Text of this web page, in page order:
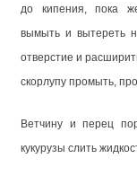
до кипения, пока
вымыть и вытереть
отверстие и
скорлупу промыть,
Ветчину и перец
кукурузы слить